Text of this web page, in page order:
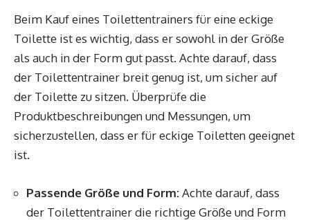
Beim Kauf eines Toilettentrainers für eine eckige
Toilette ist es wichtig, dass er sowohl in der Größe
als auch in der Form gut passt. Achte darauf, dass
der Toilettentrainer breit genug ist, um sicher auf
der Toilette zu sitzen. Überprüfe die
Produktbeschreibungen und Messungen, um
sicherzustellen, dass er für eckige Toiletten geeignet
ist.
Passende Größe und Form:Achte darauf, dass
der Toilettentrainer die richtige Größe und Form